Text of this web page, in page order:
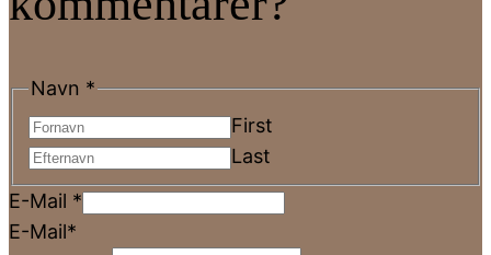
Navn *
First
Last
E-Mail *
E-Mail*